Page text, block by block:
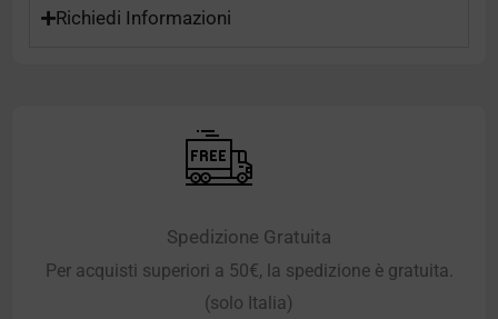
Richiedi Informazioni
Spedizione Gratuita
Per acquisti superiori a 50€, la spedizione è gratuita.
(solo Italia)